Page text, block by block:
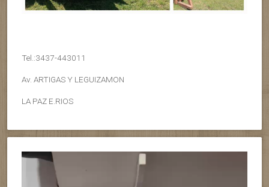
Tel.:3437-443011
Av. ARTIGAS Y LEGUIZAMON
LA PAZ E.RIOS
Reproductor